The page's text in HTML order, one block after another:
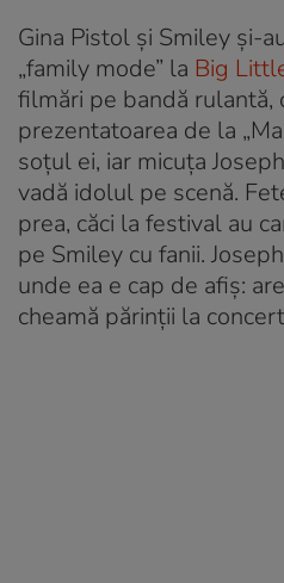
Gina Pistol și Smiley și-
„family mode” la Big
filmări pe bandă rulantă,
prezentatoarea de la
soțul ei, iar micuța
vadă idolul pe scenă.
prea, căci la festival au
pe Smiley cu fanii.
unde ea e cap de afiș:
cheamă părinții la